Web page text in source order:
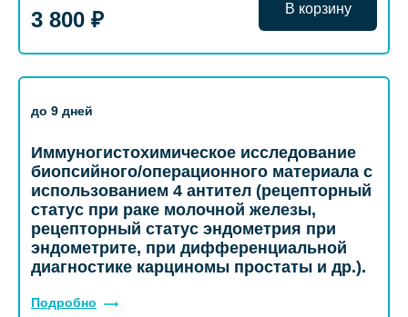
3 800 ₽ В корзину
до 9 дней
Иммуногистохимическое исследование
биопсийного/операционного материала с
использованием 4 антител (рецепторный
статус при раке молочной железы,
рецепторный статус эндометрия при
эндометрите, при дифференциальной
диагностике карциномы простаты и др.).
Подробно